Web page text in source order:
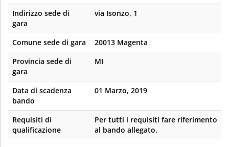
Indirizzo sede di
gara
via Isonzo, 1
Comune sede di gara
20013 Magenta
Provincia sede di
gara
MI
Data di scadenza
bando
01 Marzo, 2019
Requisiti di
qualificazione
Per tutti i requisiti fare riferimento
al bando allegato.